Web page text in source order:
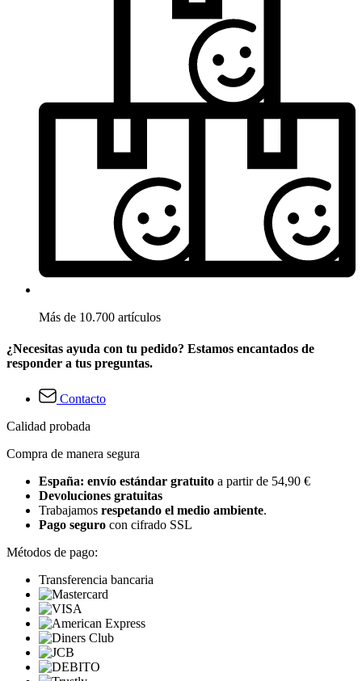
Más de 10.700 artículos
¿Necesitas ayuda con tu pedido? Estamos encantados de
responder a tus preguntas.
Contacto
Calidad probada
Compra de manera segura
España: envío estándar gratuito a partir de 54,90 €
Devoluciones gratuitas
Trabajamos respetando el medio ambiente.
Pago seguro con cifrado SSL
Métodos de pago:
Transferencia bancaria